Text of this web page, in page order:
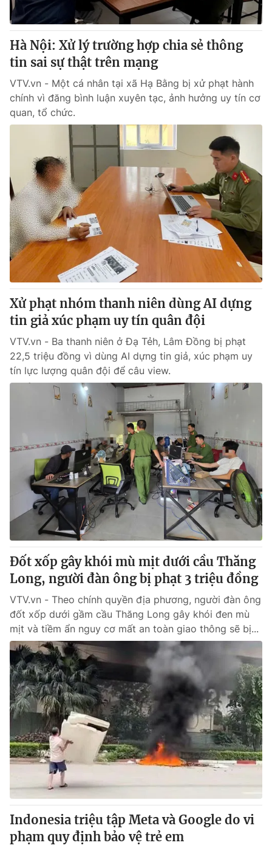
Hà Nội: Xử lý trường hợp chia sẻ thông
tin sai sự thật trên mạng
VTV.vn - Một cá nhân tại xã Hạ Bằng bị xử phạt hành
chính vì đăng bình luận xuyên tạc, ảnh hưởng uy tín cơ
quan, tổ chức.
Xử phạt nhóm thanh niên dùng AI dựng
tin giả xúc phạm uy tín quân đội
VTV.vn - Ba thanh niên ở Đạ Tẻh, Lâm Đồng bị phạt
22,5 triệu đồng vì dùng AI dựng tin giả, xúc phạm uy
tín lực lượng quân đội để câu view.
Đốt xốp gây khói mù mịt dưới cầu Thăng
Long, người đàn ông bị phạt 3 triệu đồng
VTV.vn - Theo chính quyền địa phương, người đàn ông
đốt xốp dưới gầm cầu Thăng Long gây khói đen mù
mịt và tiềm ẩn nguy cơ mất an toàn giao thông sẽ bị...
Indonesia triệu tập Meta và Google do vi
phạm quy định bảo vệ trẻ em